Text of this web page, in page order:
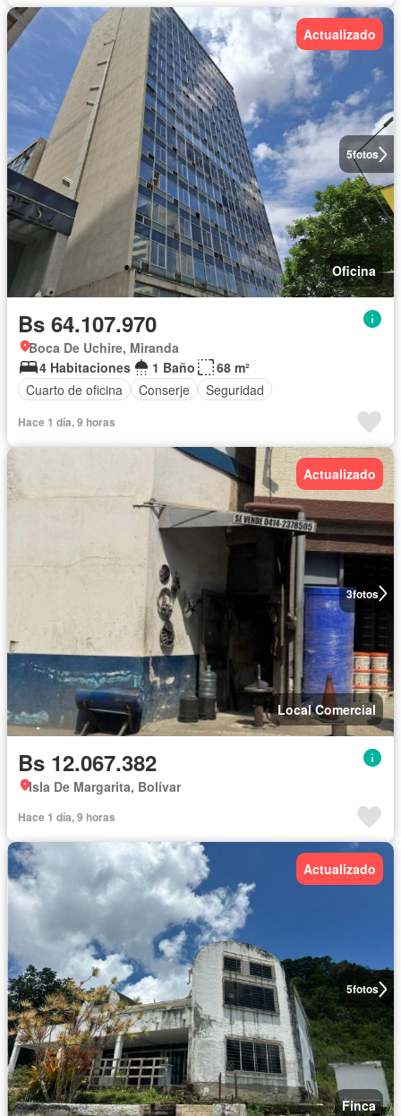
5fotos
Actualizado
Oficina
Bs 64.107.970
Boca De Uchire, Miranda
4 Habitaciones
1 Baño
68 m²
Cuarto de oficina
Conserje Seguridad
Hace 1 día, 9 horas
3fotos
Actualizado
Local Comercial
Bs 12.067.382
Isla De Margarita, Bolívar
Hace 1 día, 9 horas
5fotos
Actualizado
Finca